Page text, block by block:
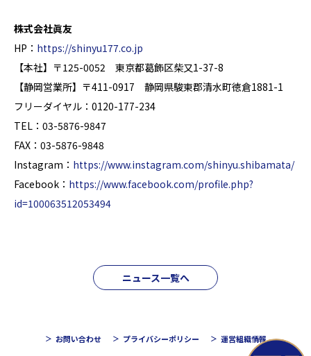
株式会社眞友
HP： https://shinyu177.co.jp
【本社】〒125-0052 東京都葛飾区柴又1-37-8
【静岡営業所】〒411-0917 静岡県駿東郡清水町徳倉1881-1
フリーダイヤル：0120-177-234
TEL：03-5876-9847
FAX：03-5876-9848
Instagram： https://www.instagram.com/shinyu.shibamata/
Facebook： https://www.facebook.com/profile.php?
id=100063512053494
ニュース一覧へ
お問い合わせ プライバシーポリシー 運営組織情報